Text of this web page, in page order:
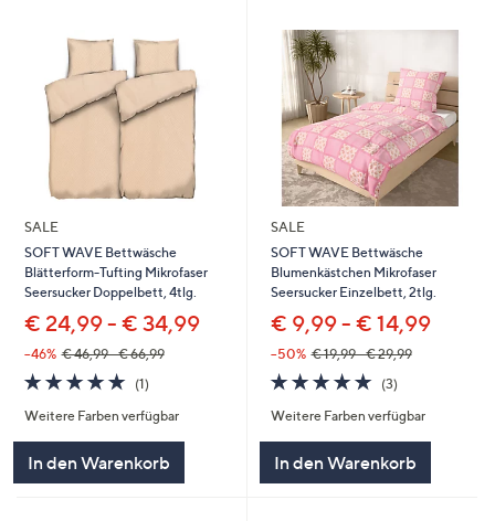
SALE
SOFT WAVE Bettwäsche
Blätterform-Tufting Mikrofaser
Seersucker Doppelbett, 4tlg.
€ 24,99 - € 34,99
--46% € 46,99 - € 66,99
5.0
von
5
(1)
Weitere Farben verfügbar
In den Warenkorb
SALE
SOFT WAVE Bettwäsche
Blumenkästchen Mikrofaser
Seersucker Einzelbett, 2tlg.
€ 9,99 - € 14,99
--50% € 19,99 - € 29,99
5.0
von
5
(3)3
Weitere Farben verfügbar
In den Warenkorb